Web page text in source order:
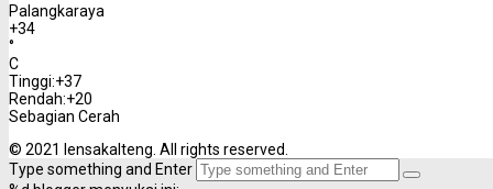
Palangkaraya
+34
°
C
Tinggi:+37
Rendah:+20
Sebagian Cerah
© 2021 lensakalteng. All rights reserved.
Type something and Enter